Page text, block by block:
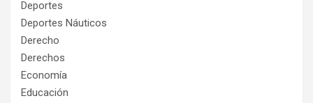
Deportes
Deportes Náuticos
Derecho
Derechos
Economía
Educación